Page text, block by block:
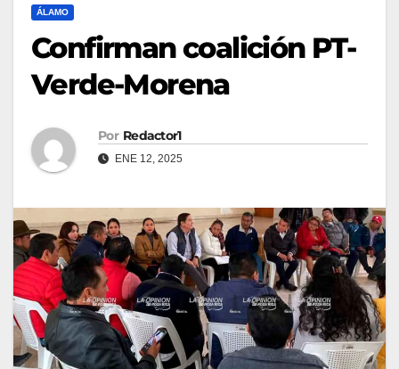
ÁLAMO
Confirman coalición PT-
Verde-Morena
Por Redactor1
ENE 12, 2025